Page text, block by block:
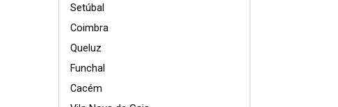
Setúbal
Coimbra
Queluz
Funchal
Cacém